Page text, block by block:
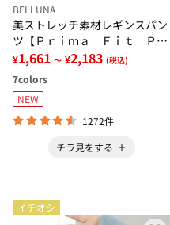
BELLUNA
美ストレッチ素材レギンスパン
ツ【Ｐｒｉｍａ Ｆｉｔ Ｐａ
ｎｔｓ】
¥1,661 ～ ¥2,183 (税込)
7colors
NEW
1272件
チラ見をする
イチオシ